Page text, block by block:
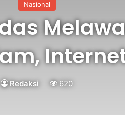
Nasional
Redaksi 620